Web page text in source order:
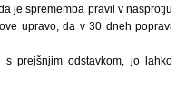
je sprememba pravil v nasprotju
upravo, da v 30 dneh popravi
prejšnjim odstavkom, jo lahko